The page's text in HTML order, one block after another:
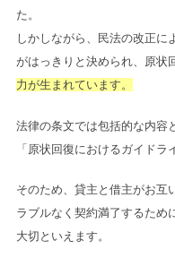
た。
しかしながら、民法の改正に
がはっきりと決められ、原状
力が生まれています。
法律の条文では包括的な内容
「原状回復におけるガイドラ
そのため、貸主と借主がお互
ラブルなく契約満了するため
大切といえます。